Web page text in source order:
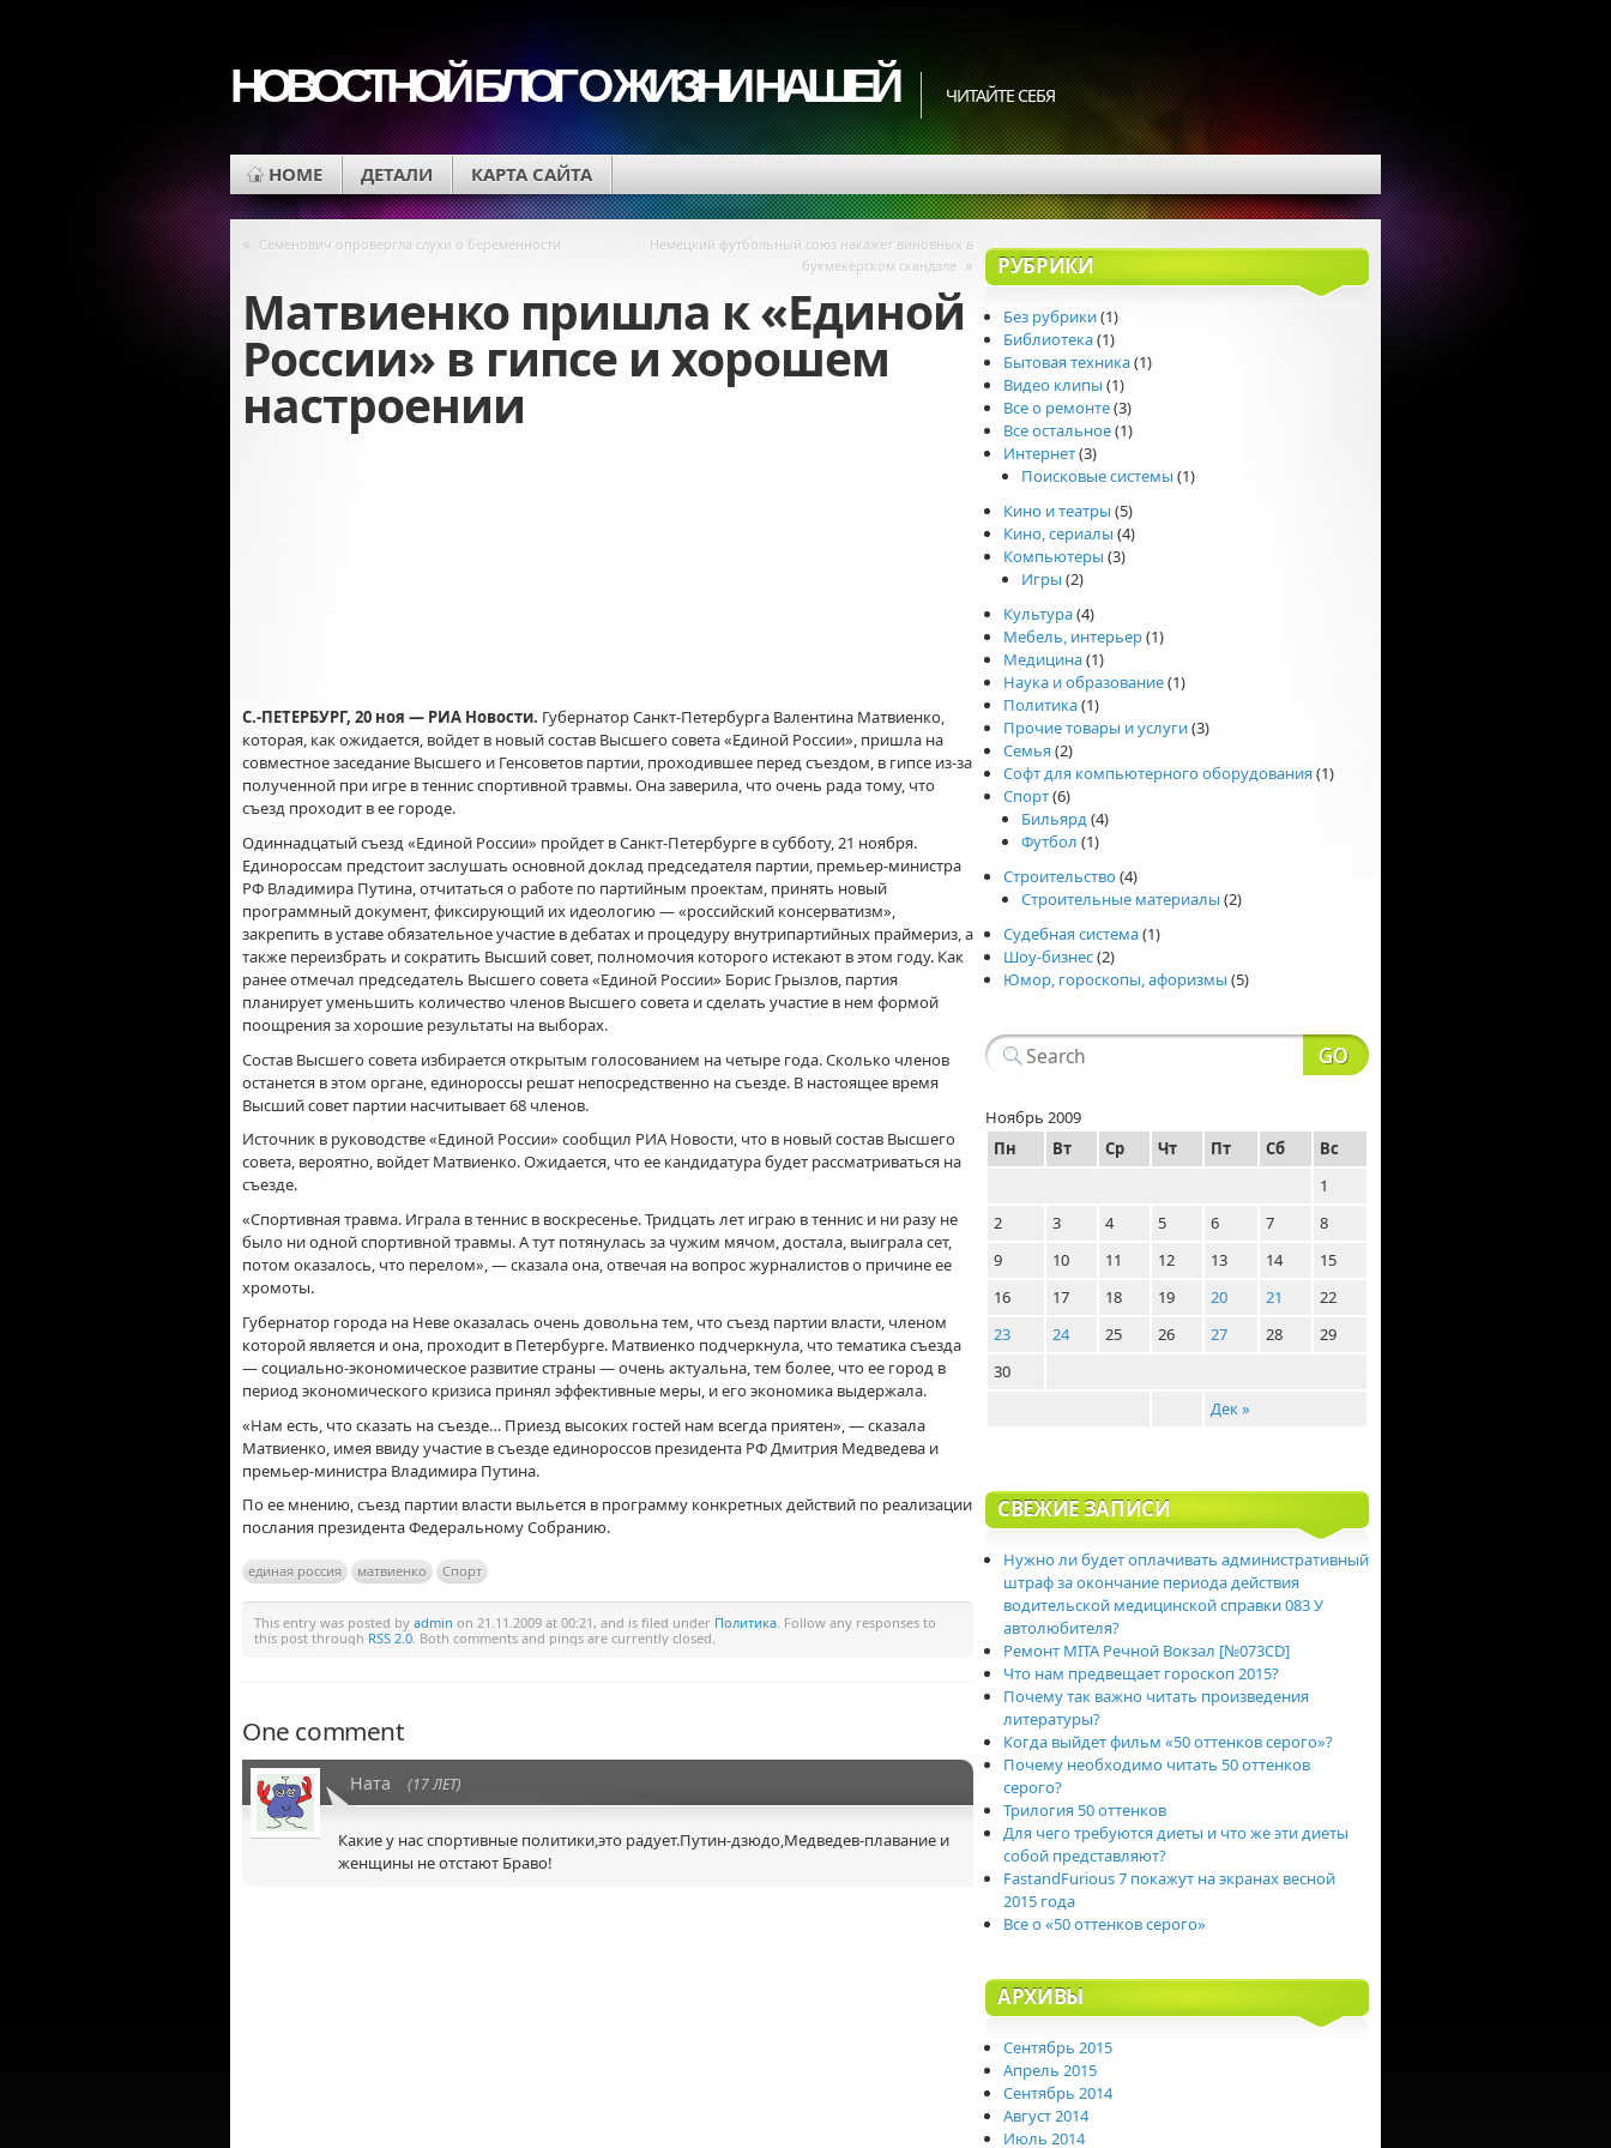
НОВОСТНОЙ БЛОГ О ЖИЗНИ НАШЕЙ ЧИТАЙТЕ СЕБЯ
HOME ДЕТАЛИ КАРТА САЙТА
« Семенович опровергла слухи о беременности
Немецкий футбольный союз накажет виновных в
букмекерском скандале »
Матвиенко пришла к «Единой
России» в гипсе и хорошем
настроении
С.-ПЕТЕРБУРГ, 20 ноя — РИА Новости. Губернатор Санкт-Петербурга Валентина Матвиенко,
которая, как ожидается, войдет в новый состав Высшего совета «Единой России», пришла на
совместное заседание Высшего и Генсоветов партии, проходившее перед съездом, в гипсе из-за
полученной при игре в теннис спортивной травмы. Она заверила, что очень рада тому, что
съезд проходит в ее городе.
Одиннадцатый съезд «Единой России» пройдет в Санкт-Петербурге в субботу, 21 ноября.
Единороссам предстоит заслушать основной доклад председателя партии, премьер-министра
РФ Владимира Путина, отчитаться о работе по партийным проектам, принять новый
программный документ, фиксирующий их идеологию — «российский консерватизм»,
закрепить в уставе обязательное участие в дебатах и процедуру внутрипартийных праймериз, а
также переизбрать и сократить Высший совет, полномочия которого истекают в этом году. Как
ранее отмечал председатель Высшего совета «Единой России» Борис Грызлов, партия
планирует уменьшить количество членов Высшего совета и сделать участие в нем формой
поощрения за хорошие результаты на выборах.
Состав Высшего совета избирается открытым голосованием на четыре года. Сколько членов
останется в этом органе, единороссы решат непосредственно на съезде. В настоящее время
Высший совет партии насчитывает 68 членов.
Источник в руководстве «Единой России» сообщил РИА Новости, что в новый состав Высшего
совета, вероятно, войдет Матвиенко. Ожидается, что ее кандидатура будет рассматриваться на
съезде.
«Спортивная травма. Играла в теннис в воскресенье. Тридцать лет играю в теннис и ни разу не
было ни одной спортивной травмы. А тут потянулась за чужим мячом, достала, выиграла сет,
потом оказалось, что перелом», — сказала она, отвечая на вопрос журналистов о причине ее
хромоты.
Губернатор города на Неве оказалась очень довольна тем, что съезд партии власти, членом
которой является и она, проходит в Петербурге. Матвиенко подчеркнула, что тематика съезда
— социально-экономическое развитие страны — очень актуальна, тем более, что ее город в
период экономического кризиса принял эффективные меры, и его экономика выдержала.
«Нам есть, что сказать на съезде… Приезд высоких гостей нам всегда приятен», — сказала
Матвиенко, имея ввиду участие в съезде единороссов президента РФ Дмитрия Медведева и
премьер-министра Владимира Путина.
По ее мнению, съезд партии власти выльется в программу конкретных действий по реализации
послания президента Федеральному Собранию.
единая россия матвиенко Спорт
This entry was posted by admin on 21.11.2009 at 00:21, and is filed under Политика. Follow any responses to
this post through RSS 2.0. Both comments and pings are currently closed.
One comment
Ната (17 ЛЕТ)
Какие у нас спортивные политики,это радует.Путин-дзюдо,Медведев-плавание и
женщины не отстают Браво!
РУБРИКИ
Без рубрики(1)
Библиотека(1)
Бытовая техника(1)
Видео клипы (1)
Все о ремонте(3)
Все остальное(1)
Интернет(3)
Поисковые системы (1)
Кино и театры (5)
Кино, сериалы (4)
Компьютеры (3)
Игры (2)
Культура(4)
Мебель, интерьер(1)
Медицина(1)
Наука и образование(1)
Политика(1)
Прочие товары и услуги(3)
Семья(2)
Софт для компьютерного оборудования(1)
Спорт(6)
Бильярд(4)
Футбол (1)
Строительство(4)
Строительные материалы (2)
Судебная система(1)
Шоу-бизнес(2)
Юмор, гороскопы, афоризмы (5)
Ноябрь 2009
Пн
Вт Ср Чт Пт Сб Вс
Дек »
1
2
3 4 5 6 7
8
9
10 11 12 13 14
15
16
17 18 19 20 21
22
23
24 25 26 27 28
29
30
СВЕЖИЕ ЗАПИСИ
Нужно ли будет оплачивать административный
штраф за окончание периода действия
водительской медицинской справки 083 У
автолюбителя?
Ремонт MITA Речной Вокзал [№073CD]
Что нам предвещает гороскоп 2015?
Почему так важно читать произведения
литературы?
Когда выйдет фильм «50 оттенков серого»?
Почему необходимо читать 50 оттенков
серого?
Трилогия 50 оттенков
Для чего требуются диеты и что же эти диеты
собой представляют?
FastandFurious 7 покажут на экранах весной
2015 года
Все о «50 оттенков серого»
АРХИВЫ
Сентябрь 2015
Апрель 2015
Сентябрь 2014
Август 2014
Июль 2014